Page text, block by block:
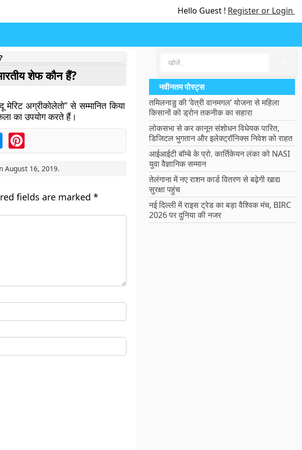
Hello Guest ! Register or Login
शेफ कौन हैं?
मेरिट अग्रीकोलेतो” से सम्मानित किया
का उपयोग करते हैं।
MessengerPinterest
August 16, 2019.
fields are marked *
नवीनतम पोस्ट्स
तमिलनाडु की ‘वेत्री वानमगल’ योजना से महिला
किसानों को ड्रोन तकनीक का सहारा
लोकसभा से कर कानून संशोधन विधेयक पारित,
डिजिटल भुगतान और इलेक्ट्रॉनिक्स निवेश को राहत
आईआईटी बॉम्बे के प्रो. कार्तिकेयन लंका को NASI
युवा वैज्ञानिक सम्मान
तेलंगाना में नए राशन कार्ड वितरण से बढ़ेगी खाद्य
सुरक्षा पहुंच
नई दिल्ली में राइस ट्रेड का बड़ा वैश्विक मंच, BIRC
2026 पर दुनिया की नजर